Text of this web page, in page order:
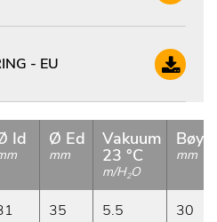
- EU
Id Ø Ed
mm
Vakuum
23 °C
m/H2O
mm
35 5.5 30